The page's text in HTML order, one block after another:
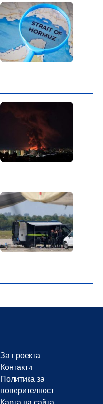
За проекта
Контакти
Политика за
поверителност